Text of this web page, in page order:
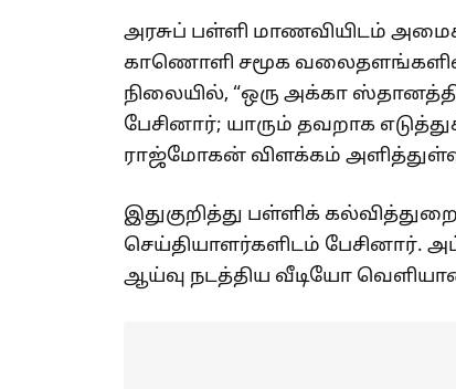
அரசுப் பள்ளி மாணவியிடம்
காணொளி சமூக வலைதளங்களில்
நிலையில், “ஒரு அக்கா
பேசினார்; யாரும் தவறாக
ராஜ்மோகன் விளக்கம்
இதுகுறித்து பள்ளிக்
செய்தியாளர்களிடம் பேசினார்.
ஆய்வு நடத்திய வீடியோ